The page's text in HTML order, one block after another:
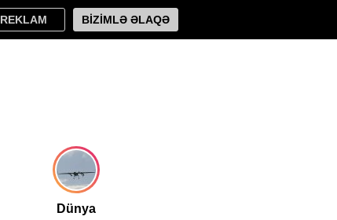
REKLAM BİZİMLƏ ƏLAQƏ
Dünya